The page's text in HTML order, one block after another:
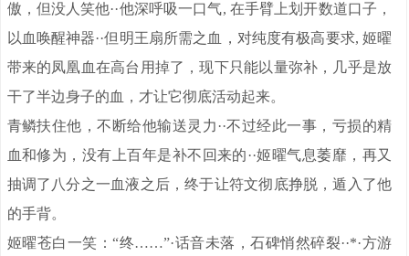
傲，但没人笑他··他深呼吸一口气, 在手臂上划开数道口子，
以血唤醒神器··但明王扇所需之血，对纯度有极高要求, 姬曜
带来的凤凰血在高台用掉了，现下只能以量弥补，几乎是放
干了半边身子的血，才让它彻底活动起来。
青鳞扶住他，不断给他输送灵力··不过经此一事，亏损的精
血和修为，没有上百年是补不回来的··姬曜气息萎靡，再又
抽调了八分之一血液之后，终于让符文彻底挣脱，遁入了他
的手背。
姬曜苍白一笑：“终……”·话音未落，石碑悄然碎裂··*·方游